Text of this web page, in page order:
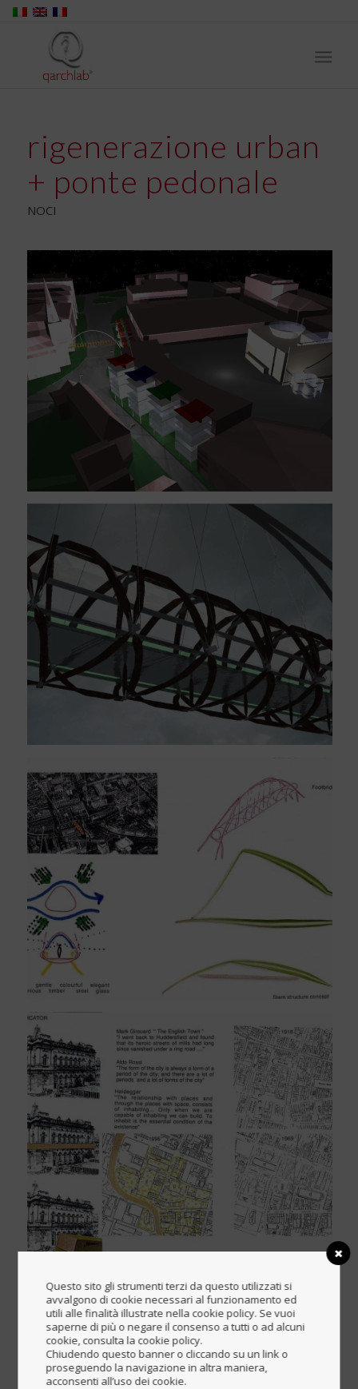
rigenerazione urban
+ ponte pedonale
NOCI
Categoria
rigenerazione urbana + ponte pedonale
Questo sito gli strumenti terzi da questo utilizzati si
avvalgono di cookie necessari al funzionamento ed
utili alle finalità illustrate nella cookie policy. Se vuoi
saperne di più o negare il consenso a tutti o ad alcuni
cookie, consulta la cookie policy.
Chiudendo questo banner o cliccando su un link o
proseguendo la navigazione in altra maniera,
acconsenti all’uso dei cookie.